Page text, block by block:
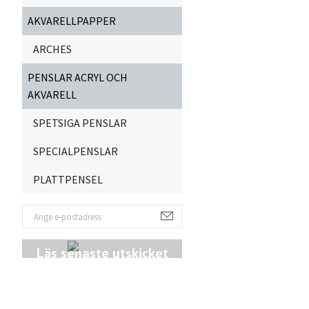
AKVARELLPAPPER
ARCHES
PENSLAR ACRYL OCH
AKVARELL
SPETSIGA PENSLAR
SPECIALPENSLAR
PLATTPENSEL
Läs senaste utskicket